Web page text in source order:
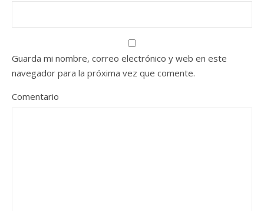
Guarda mi nombre, correo electrónico y web en este
navegador para la próxima vez que comente.
Comentario